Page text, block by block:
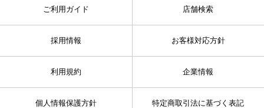
ご利用ガイド 店舗検索
採用情報 お客様対応方針
利用規約 企業情報
個人情報保護方針 特定商取引法に基づく表記